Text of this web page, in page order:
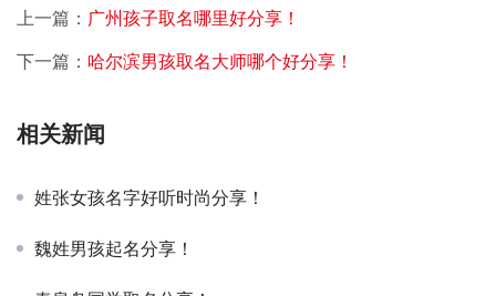
上一篇： 广州孩子取名哪里好分享！
下一篇： 哈尔滨男孩取名大师哪个好分享！
相关新闻
姓张女孩名字好听时尚分享！
魏姓男孩起名分享！